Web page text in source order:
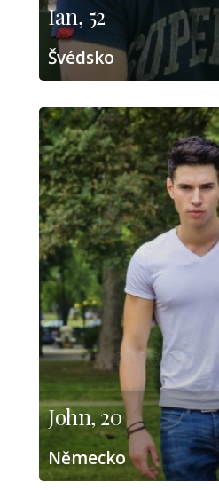
Ian, 52
Švédsko
John, 20
Německo